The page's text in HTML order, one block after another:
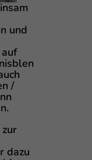
und
/
dazu